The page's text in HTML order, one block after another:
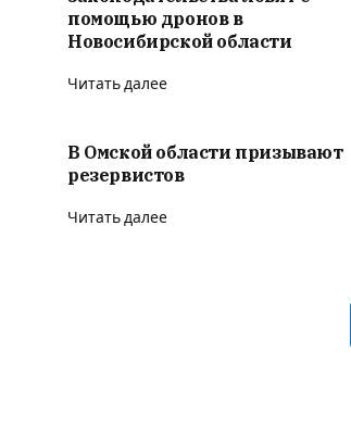
помощью дронов в
Новосибирской области
Читать далее
В Омской области призывают
резервистов
Читать далее